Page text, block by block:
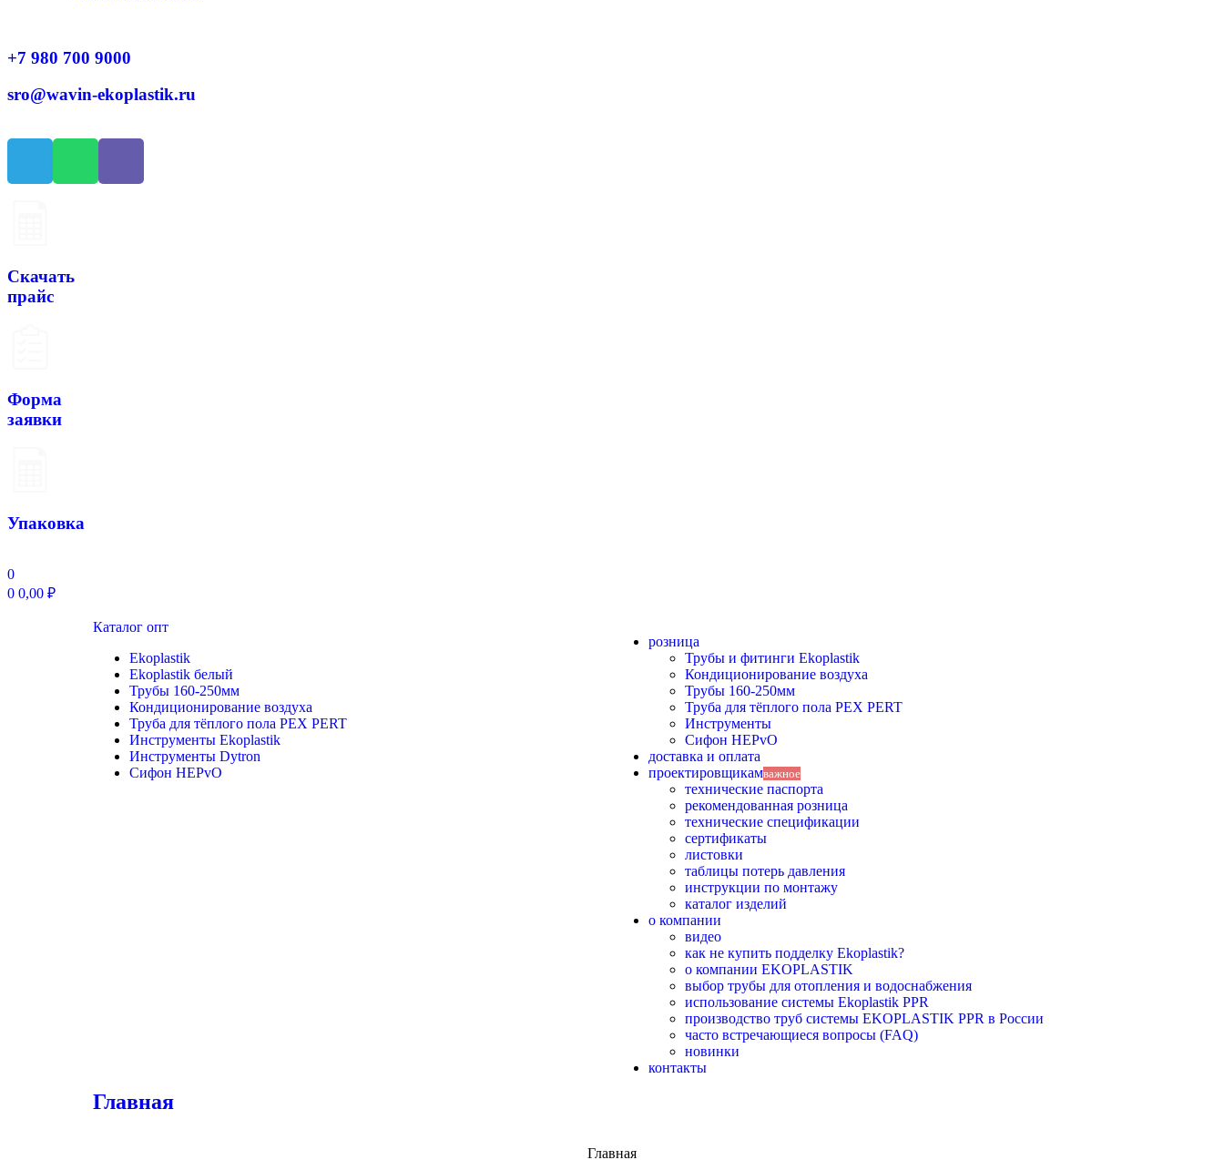
+7 980 700 9000
sro@wavin-ekoplastik.ru
Скачать
прайс
Форма
заявки
Упаковка
0
0 0,00 ₽
Каталог опт
Ekoplastik
Ekoplastik белый
Трубы 160-250мм
Кондиционирование воздуха
Труба для тёплого пола PEX PERT
Инструменты Ekoplastik
Инструменты Dytron
Сифон HEPvO
розница
Трубы и фитинги Ekoplastik
Кондиционирование воздуха
Трубы 160-250мм
Труба для тёплого пола PEX PERT
Инструменты
Сифон HEPvO
доставка и оплата
проектировщикамважное
технические паспорта
рекомендованная розница
технические спецификации
сертификаты
листовки
таблицы потерь давления
инструкции по монтажу
каталог изделий
о компании
видео
как не купить подделку Ekoplastik?
о компании EKOPLASTIK
выбор трубы для отопления и водоснабжения
использование системы Ekoplastik PPR
производство труб системы EKOPLASTIK PPR в России
часто встречающиеся вопросы (FAQ)
новинки
контакты
Главная
Главная